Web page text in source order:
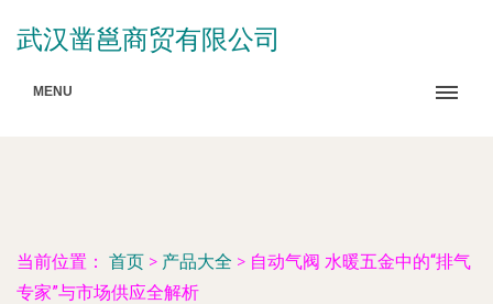
武汉凿邕商贸有限公司
MENU
当前位置： 首页 > 产品大全 > 自动气阀 水暖五金中的“排气
专家”与市场供应全解析